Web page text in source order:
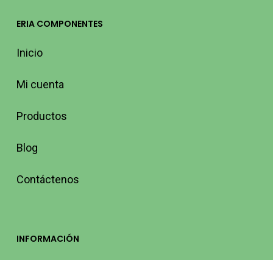
ERIA COMPONENTES
Inicio
Mi cuenta
Productos
Blog
Contáctenos
INFORMACIÓN